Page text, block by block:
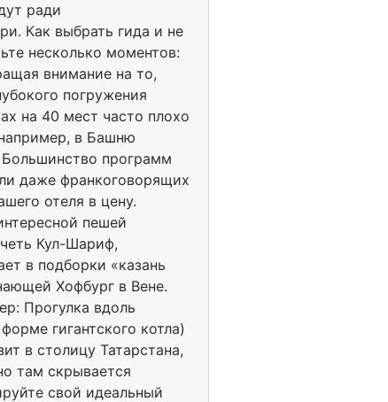
ради
Как выбрать гида и не
несколько моментов:
внимание на то,
погружения
на 40 мест часто плохо
в Башню
программ
даже франкоговорящих
отеля в цену.
пешей
Кул-Шариф,
в подборки «казань
Хофбург в Вене.
Прогулка вдоль
гигантского котла)
в столицу Татарстана,
там скрывается
свой идеальный